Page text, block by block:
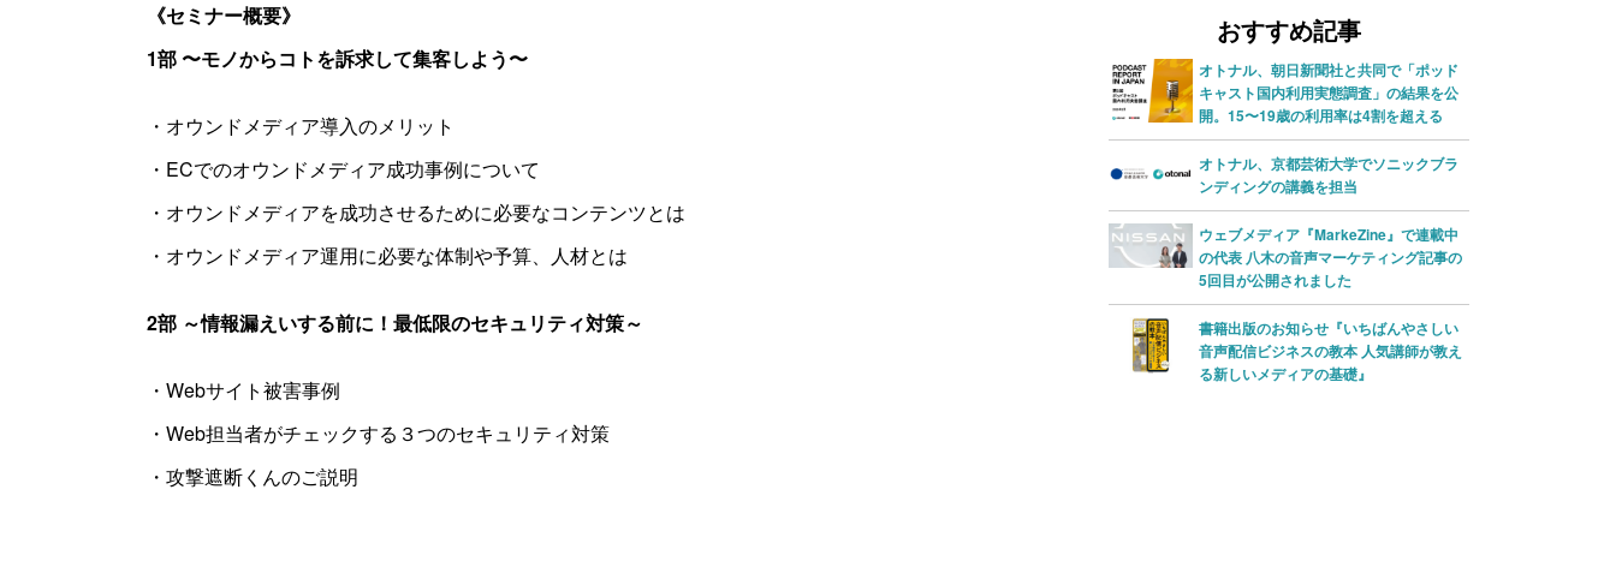
《セミナー概要》
1部 〜モノからコトを訴求して集客しよう〜
・オウンドメディア導入のメリット
・ECでのオウンドメディア成功事例について
・オウンドメディアを成功させるために必要なコンテンツとは
・オウンドメディア運用に必要な体制や予算、人材とは
2部 ～情報漏えいする前に！最低限のセキュリティ対策～
・Webサイト被害事例
・Web担当者がチェックする３つのセキュリティ対策
・攻撃遮断くんのご説明
ー
節
に
下
矢
ー
を
おすすめ記事
オトナル、朝日新聞社と共同で「ポッド
キャスト国内利用実態調査」の結果を公
開。15〜19歳の利用率は4割を超える
オトナル、京都芸術大学でソニックブラ
ンディングの講義を担当
ウェブメディア『MarkeZine』で連載中
の代表 八木の音声マーケティング記事の
5回目が公開されました
書籍出版のお知らせ『いちばんやさしい
音声配信ビジネスの教本 人気講師が教え
る新しいメディアの基礎』